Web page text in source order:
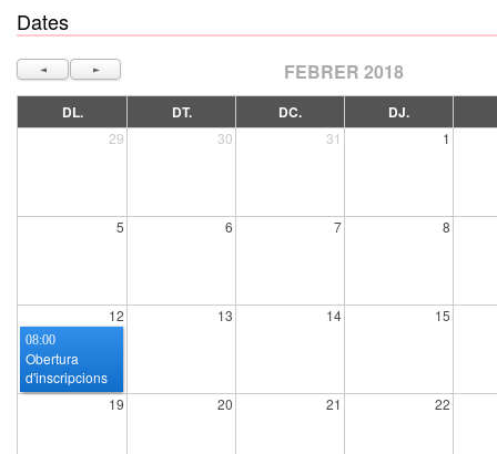
Dates
◄ ► FEBRER 2018
DL. DT. DC. DJ.
29 30 31 1
5 6 7 8
12 13 14 15
19 20 21 22
08:00
Obertura
d'inscripcions